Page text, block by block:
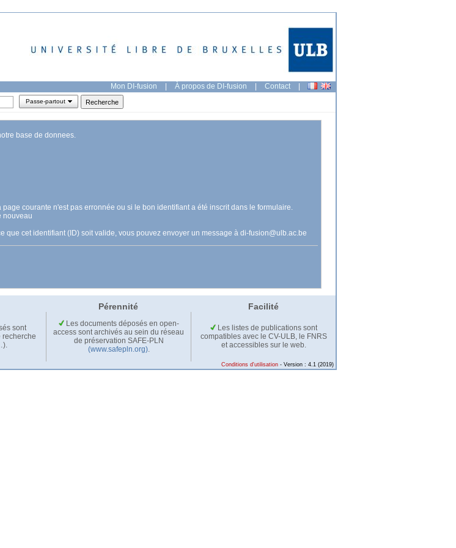
Mon DI-fusion | À propos de DI-fusion | Contact |
Passe-partout
base de donnees.
courante n'est pas erronnée ou si le bon identifiant a été inscrit dans le formulaire.
nouveau
que cet identifiant (ID) soit valide, vous pouvez envoyer un message à di-fusion@ulb.ac.be
Pérennité Facilité
sont
recherche
Les documents déposés en open-
access sont archivés au sein du réseau
de préservation SAFE-PLN
(www.safepln.org).
Les listes de publications sont
compatibles avec le CV-ULB, le FNRS
et accessibles sur le web.
Conditions d'utilisation - Version : 4.1 (2019)